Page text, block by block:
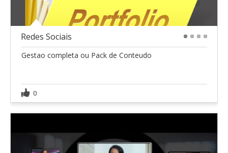
Redes Sociais
Gestao completa ou Pack de Conteudo
0